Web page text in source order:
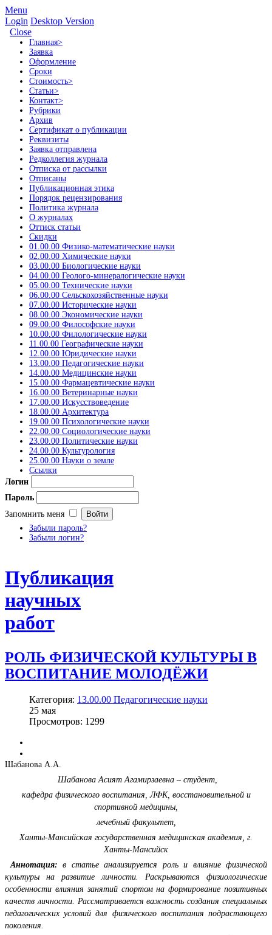
Menu
Login Desktop Version
Close
Главная>
Заявка
Оформление
Сроки
Стоимость>
Статьи>
Контакт>
Рубрики
Архив
Сертификат о публикации
Реквизиты
Заявка отправлена
Редколлегия журнала
Отписка от рассылки
Отписаны
Публикационная этика
Порядок рецензирования
Политика журнала
О журналах
Оттиск статьи
Скидки
01.00.00 Физико-математические науки
02.00.00 Химические науки
03.00.00 Биологические науки
04.00.00 Геолого-минералогические науки
05.00.00 Технические науки
06.00.00 Сельскохозяйственные науки
07.00.00 Исторические науки
08.00.00 Экономические науки
09.00.00 Философские науки
10.00.00 Филологические науки
11.00.00 Географические науки
12.00.00 Юридические науки
13.00.00 Педагогические науки
14.00.00 Медицинские науки
15.00.00 Фармацевтические науки
16.00.00 Ветеринарные науки
17.00.00 Искусствоведение
18.00.00 Архитектура
19.00.00 Психологические науки
22.00.00 Социологические науки
23.00.00 Политические науки
24.00.00 Культурология
25.00.00 Науки о земле
Ссылки
Логин
Пароль
Запомнить меня
Забыли пароль?
Забыли логин?
Публикация
научных
работ
РОЛЬ ФИЗИЧЕСКОЙ КУЛЬТУРЫ В
ВОСПИТАНИЕ МОЛОДЁЖИ
Категория: 13.00.00 Педагогические науки
25 мая
Просмотров: 1299
Шабанова А.А.
Шабанова Асият Агамирзаевна – студент,
кафедра физического воспитания, ЛФК, восстановительной и
спортивной медицины,
лечебный факультет,
Ханты-Мансийская государственная медицинская академия, г.
Ханты-Мансийск
Аннотация: в статье анализируется роль и влияние физической
культуры на развитие личности. Раскрываются физиологические
особенности влияния занятий спортом на формирование позитивных
качеств личности. Рассматривается важность создания специальных
педагогических условий для физического воспитания подрастающего
поколения.